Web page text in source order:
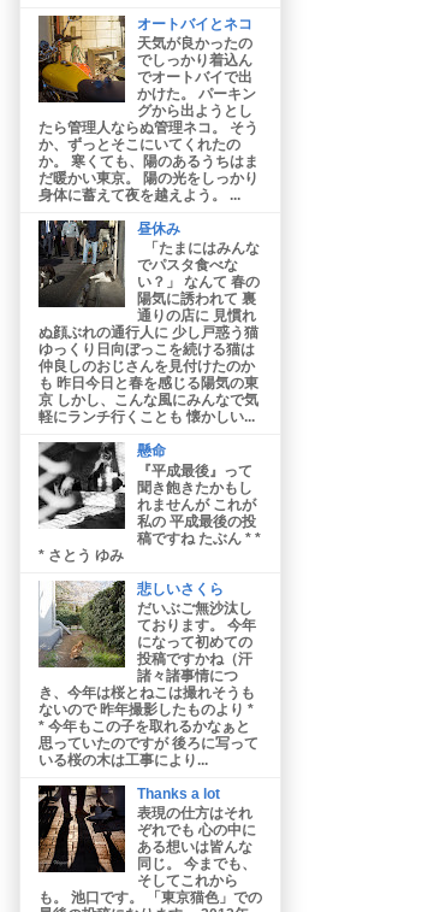
オートバイとネコ
天気が良かったの
でしっかり着込ん
でオートバイで出
かけた。 パーキン
グから出ようとし
たら管理人ならぬ管理ネコ。 そう
か、ずっとそこにいてくれたの
か。 寒くても、陽のあるうちはま
だ暖かい東京。 陽の光をしっかり
身体に蓄えて夜を越えよう。 ...
昼休み
「たまにはみんな
でパスタ食べな
い？」 なんて 春の
陽気に誘われて 裏
通りの店に 見慣れ
ぬ顔ぶれの通行人に 少し戸惑う猫
ゆっくり日向ぼっこを続ける猫は
仲良しのおじさんを見付けたのか
も 昨日今日と春を感じる陽気の東
京 しかし、こんな風にみんなで気
軽にランチ行くことも 懐かしい...
懸命
『平成最後』って
聞き飽きたかもし
れませんが これが
私の 平成最後の投
稿ですね たぶん * *
* さとう ゆみ
悲しいさくら
だいぶご無沙汰し
ております。 今年
になって初めての
投稿ですかね（汗
諸々諸事情につ
き、今年は桜とねこは撮れそうも
ないので 昨年撮影したものより *
* 今年もこの子を取れるかなぁと
思っていたのですが 後ろに写って
いる桜の木は工事により...
Thanks a lot
表現の仕方はそれ
ぞれでも 心の中に
ある想いは皆んな
同じ。 今までも、
そしてこれから
も。 池口です。 「東京猫色」での